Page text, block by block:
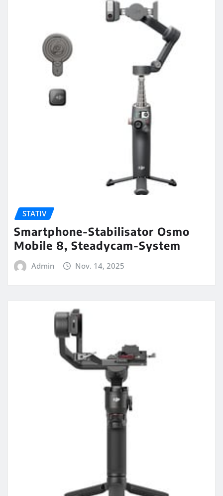
STATIV
Smartphone-Stabilisator Osmo
Mobile 8, Steadycam-System
Admin Nov. 14, 2025